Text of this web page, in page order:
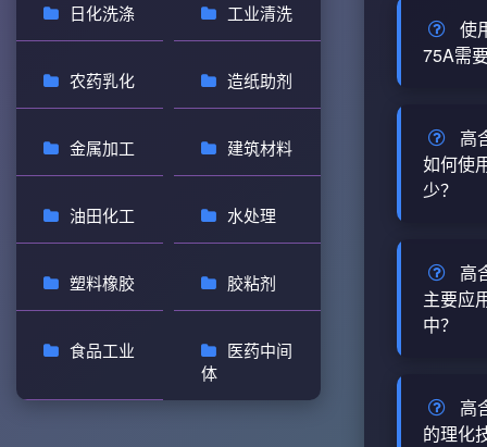
日化洗涤 工业清洗
农药乳化 造纸助剂
金属加工 建筑材料
油田化工 水处理
塑料橡胶 胶粘剂
食品工业
医药中间
体
查看详情
快速渗
常见的
查看详情
燥、通
荐条件
T-75A
常规化
下化学
查看详情
使
75A需
佩戴化
肤和眼
操作。
2）及
学品。
造成皮
高
如何使
少？
行业而
液或直
一般为
琥珀酸
高
主要应
中？
织印染
纸、皮
高
的理化